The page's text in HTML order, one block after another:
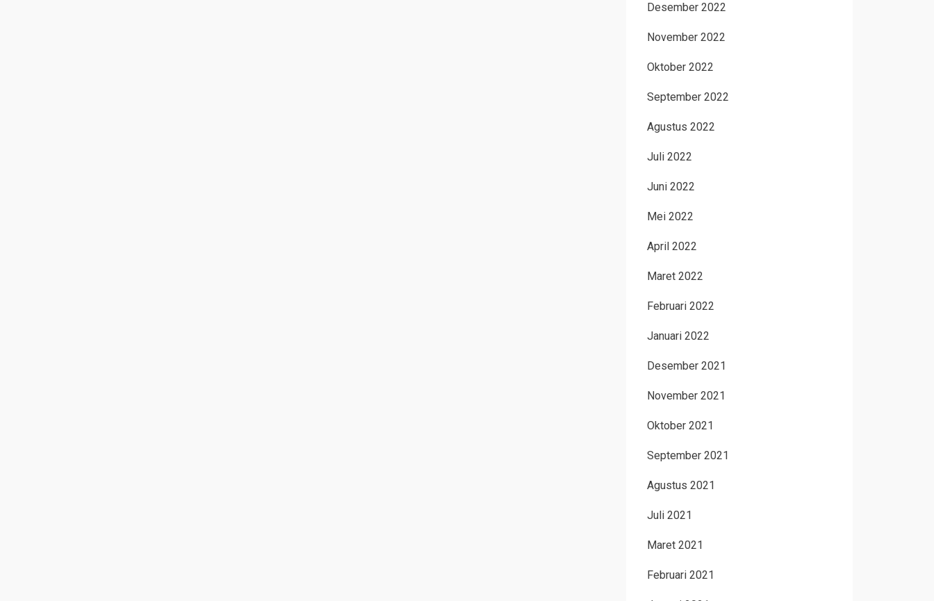
Desember 2022
November 2022
Oktober 2022
September 2022
Agustus 2022
Juli 2022
Juni 2022
Mei 2022
April 2022
Maret 2022
Februari 2022
Januari 2022
Desember 2021
November 2021
Oktober 2021
September 2021
Agustus 2021
Juli 2021
Maret 2021
Februari 2021